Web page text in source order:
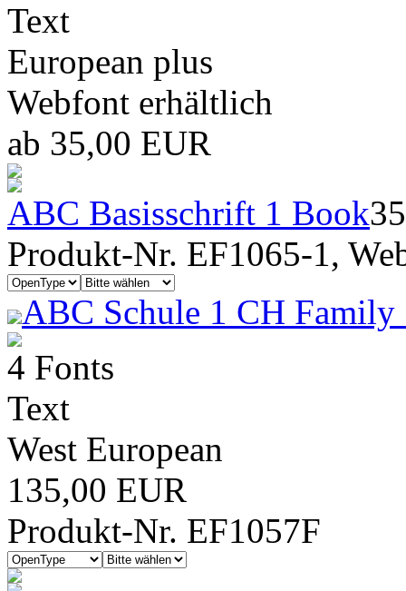
Text
European plus
Webfont erhältlich
ab 35,00 EUR
ABC Basisschrift 1 Book
Produkt-Nr. EF1065-1,
ABC Schule 1 CH Family
4 Fonts
Text
West European
135,00 EUR
Produkt-Nr. EF1057F